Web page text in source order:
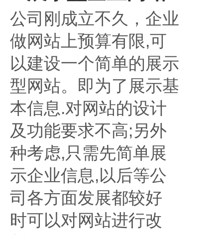
公司刚成立不久，企业
做网站上预算有限,可
以建设一个简单的展示
型网站。即为了展示基
本信息.对网站的设计
及功能要求不高;另外
种考虑,只需先简单展
示企业信息,以后等公
司各方面发展都较好
时可以对网站进行改